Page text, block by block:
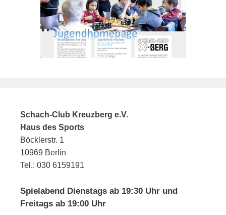
Schach-Club Kreuzberg e.V.
Haus des Sports
Böcklerstr. 1
10969 Berlin
Tel.: 030 6159191
Spielabend Dienstags ab 19:30 Uhr und
Freitags ab 19:00 Uhr